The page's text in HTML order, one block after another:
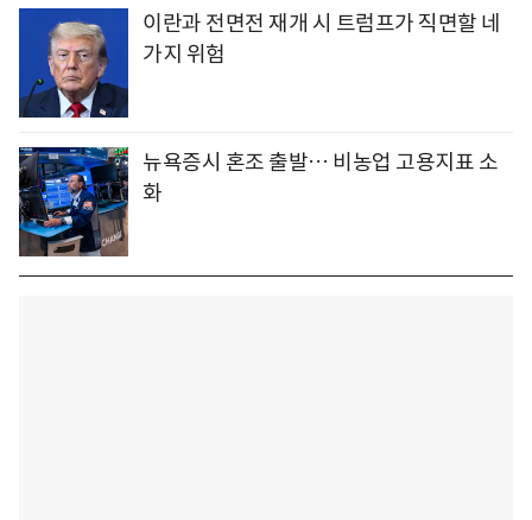
이란과 전면전 재개 시 트럼프가 직면할 네
가지 위험
뉴욕증시 혼조 출발… 비농업 고용지표 소
화